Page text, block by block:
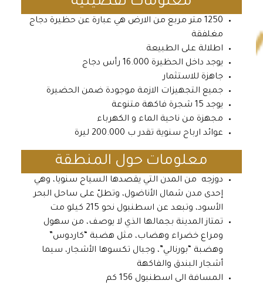
1250 متر مربع من الارض هي عبارة عن حظيرة دجاج
مغلفقة
اطلالة على الطبيعة
يوجد داخل الحظيرة 16.000 رأس دجاج
جاهزة للاستثمار
جميع التجهيزات الازمة موجودة ضمن الحضيرة
يوجد 15 شجرة فاكهة متنوعة
مجهزة من ناحية الماء و الكهرباء
عوائد ارباح سنوية تقدر ب 200.000 ليرة
معلومات حول المنطقة
دوزجه من المدن التي يقصدها السياح سنويا، وهي
إحدى مدن شمال الأناضول، وتطلّ على ساحل البحر
الأسود، وتبعد عن اسطنبول نحو 215 كيلو مت
تمتاز المدينة بجمالها الذي لا يوصف، من سهول
ومراع خضراء وهضاب، مثل هضبة “كاردوس”
وهضبة “بورنالي”، وجبال تكسوها الأشجار، سيما
أشجار البندق والفاكهة
المسافة الى اسطنبول 156 كم